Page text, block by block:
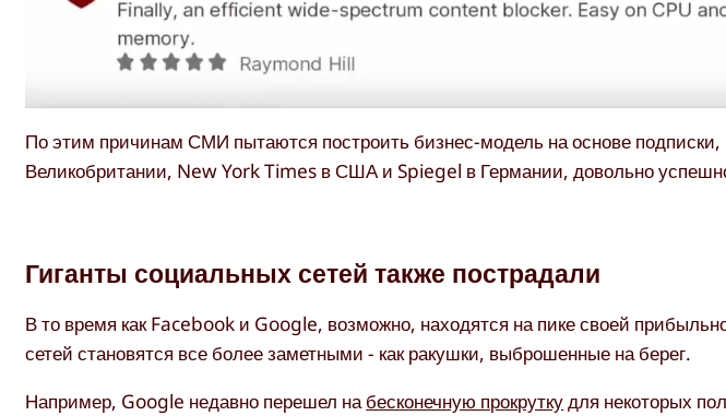
По этим причинам СМИ пытаются построить бизнес-модель на основе
Великобритании, New York Times в США и Spiegel в Германии, довольно
Гиганты социальных сетей также пострадали
В то время как Facebook и Google, возможно, находятся на пике своей
сетей становятся все более заметными - как ракушки, выброшенные на берег.
Например, Google недавно перешел набесконечную прокруткудля некоторых